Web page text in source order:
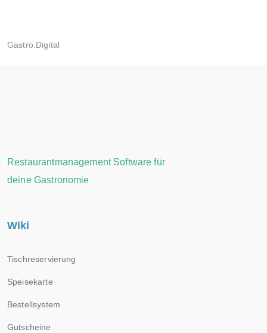
Gastro.Digital
Restaurantmanagement Software für
deine Gastronomie
Wiki
Tischreservierung
Speisekarte
Bestellsystem
Gutscheine